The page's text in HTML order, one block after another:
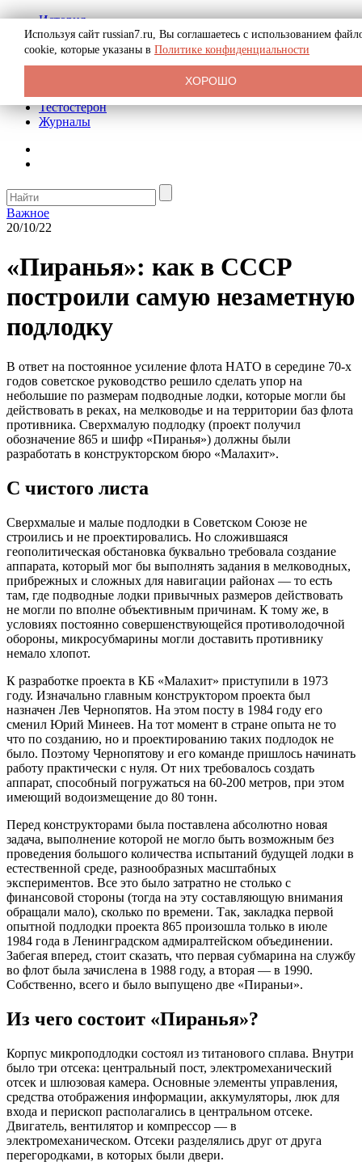
История
Биография
Криминал
Реклама на сайте
Тестостерон
Журналы
Важное
20/10/22
«Пиранья»: как в СССР
построили самую незаметную
подлодку
В ответ на постоянное усиление флота НАТО в середине 70-х
годов советское руководство решило сделать упор на
небольшие по размерам подводные лодки, которые могли бы
действовать в реках, на мелководье и на территории баз флота
противника. Сверхмалую подлодку (проект получил
обозначение 865 и шифр «Пиранья») должны были
разработать в конструкторском бюро «Малахит».
С чистого листа
Сверхмалые и малые подлодки в Советском Союзе не
строились и не проектировались. Но сложившаяся
геополитическая обстановка буквально требовала создание
аппарата, который мог бы выполнять задания в мелководных,
прибрежных и сложных для навигации районах — то есть
там, где подводные лодки привычных размеров действовать
не могли по вполне объективным причинам. К тому же, в
условиях постоянно совершенствующейся противолодочной
обороны, микросубмарины могли доставить противнику
немало хлопот.
К разработке проекта в КБ «Малахит» приступили в 1973
году. Изначально главным конструктором проекта был
назначен Лев Чернопятов. На этом посту в 1984 году его
сменил Юрий Минеев. На тот момент в стране опыта не то
что по созданию, но и проектированию таких подлодок не
было. Поэтому Чернопятову и его команде пришлось начинать
работу практически с нуля. От них требовалось создать
аппарат, способный погружаться на 60-200 метров, при этом
имеющий водоизмещение до 80 тонн.
Перед конструкторами была поставлена абсолютно новая
задача, выполнение которой не могло быть возможным без
проведения большого количества испытаний будущей лодки в
естественной среде, разнообразных масштабных
экспериментов. Все это было затратно не столько с
финансовой стороны (тогда на эту составляющую внимания
обращали мало), сколько по времени. Так, закладка первой
опытной подлодки проекта 865 произошла только в июле
1984 года в Ленинградском адмиралтейском объединении.
Забегая вперед, стоит сказать, что первая субмарина на службу
во флот была зачислена в 1988 году, а вторая — в 1990.
Собственно, всего и было выпущено две «Пираньи».
Из чего состоит «Пиранья»?
Корпус микроподлодки состоял из титанового сплава. Внутри
было три отсека: центральный пост, электромеханический
отсек и шлюзовая камера. Основные элементы управления,
средства отображения информации, аккумуляторы, люк для
входа и перископ располагались в центральном отсеке.
Двигатель, вентилятор и компрессор — в
электромеханическом. Отсеки разделялись друг от друга
перегородками, в которых были двери.
Используя сайт russian7.ru, Вы соглашаетесь с использованием
cookie, которые указаны в Политике конфиденциальности
ХОРОШО